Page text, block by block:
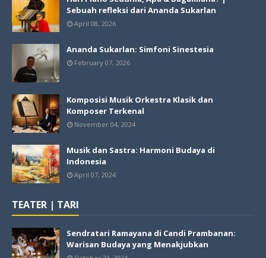
Sebuah refleksi dari Ananda Sukarlan
April 08, 2026
Ananda Sukarlan: Simfoni Sinestesia
February 07, 2026
Komposisi Musik Orkestra Klasik dan
Komposer Terkenal
November 04, 2024
Musik dan Sastra: Harmoni Budaya di
Indonesia
April 07, 2024
TEATER | TARI
Sendratari Ramayana di Candi Prambanan:
Warisan Budaya yang Menakjubkan